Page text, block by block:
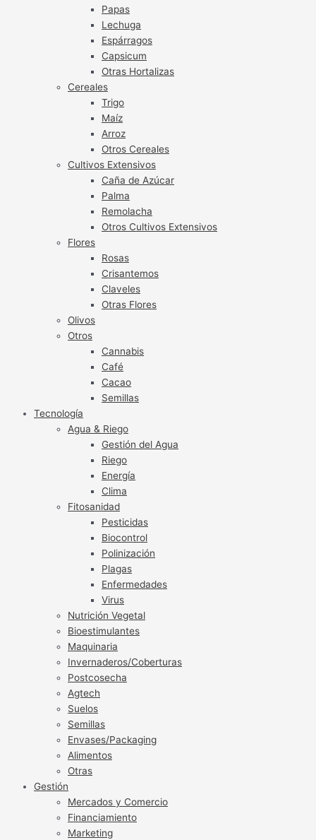
Papas
Lechuga
Espárragos
Capsicum
Otras Hortalizas
Cereales
Trigo
Maíz
Arroz
Otros Cereales
Cultivos Extensivos
Caña de Azúcar
Palma
Remolacha
Otros Cultivos Extensivos
Flores
Rosas
Crisantemos
Claveles
Otras Flores
Olivos
Otros
Cannabis
Café
Cacao
Semillas
Tecnología
Agua & Riego
Gestión del Agua
Riego
Energía
Clima
Fitosanidad
Pesticidas
Biocontrol
Polinización
Plagas
Enfermedades
Virus
Nutrición Vegetal
Bioestimulantes
Maquinaria
Invernaderos/Coberturas
Postcosecha
Agtech
Suelos
Semillas
Envases/Packaging
Alimentos
Otras
Gestión
Mercados y Comercio
Financiamiento
Marketing